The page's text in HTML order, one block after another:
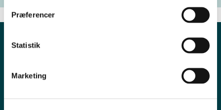
Præferencer
Statistik
Marketing